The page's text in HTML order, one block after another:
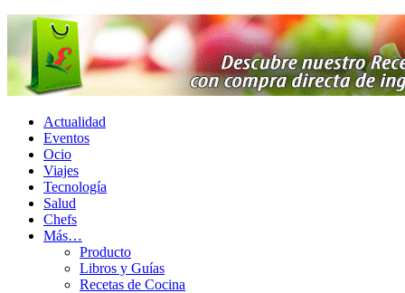
Actualidad
Eventos
Ocio
Viajes
Tecnología
Salud
Chefs
Más…
Producto
Libros y Guías
Recetas de Cocina